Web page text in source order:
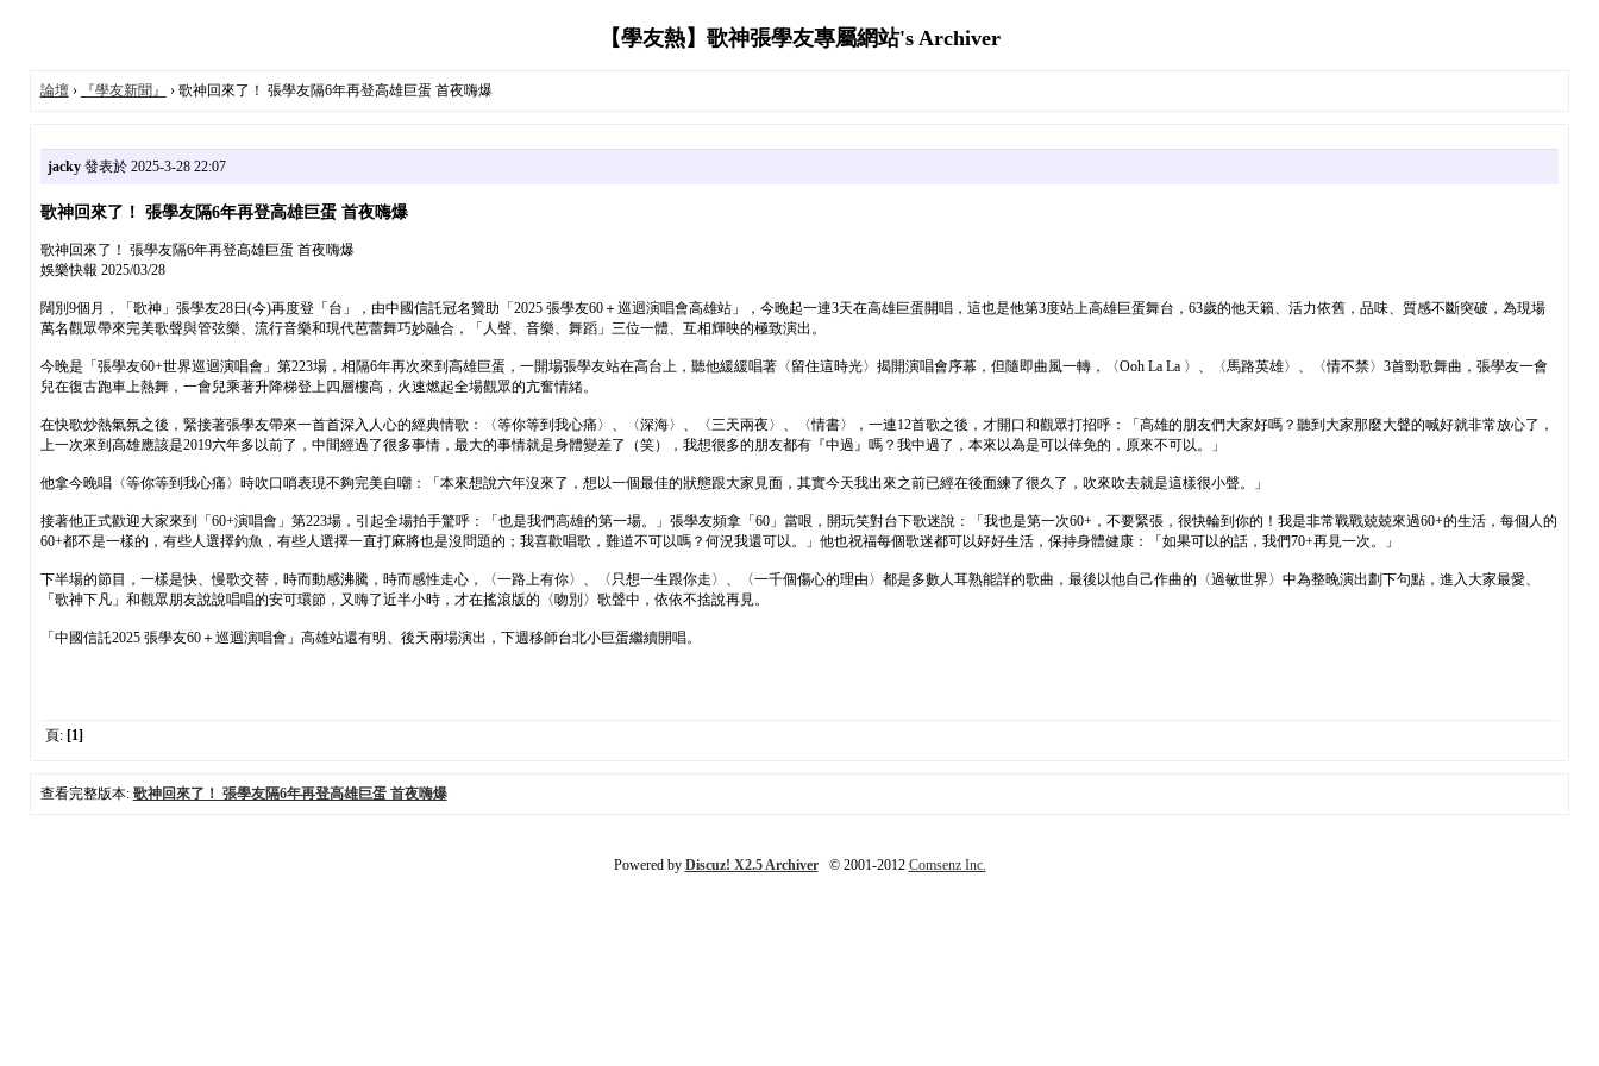
【學友熱】歌神張學友專屬網站's Archiver
論壇› 『學友新聞』 › 歌神回來了！ 張學友隔6年再登高雄巨蛋 首夜嗨爆
jacky發表於 2025-3-28 22:07
歌神回來了！ 張學友隔6年再登高雄巨蛋 首夜嗨爆
歌神回來了！ 張學友隔6年再登高雄巨蛋 首夜嗨爆
娛樂快報 2025/03/28
闊別9個月，「歌神」張學友28日(今)再度登「台」，由中國信託冠名贊助「2025 張學友60＋巡迴演唱會高雄站」，今晚起一連3天在高雄巨蛋開唱，這也是他第3度站上高雄巨蛋舞台，63歲的他天籟、活力依舊，品味、質感不斷突破，為現場
萬名觀眾帶來完美歌聲與管弦樂、流行音樂和現代芭蕾舞巧妙融合，「人聲、音樂、舞蹈」三位一體、互相輝映的極致演出。
今晚是「張學友60+世界巡迴演唱會」第223場，相隔6年再次來到高雄巨蛋，一開場張學友站在高台上，聽他緩緩唱著〈留住這時光〉揭開演唱會序幕，但隨即曲風一轉，〈Ooh La La 〉、〈馬路英雄〉、〈情不禁〉3首勁歌舞曲，張學友一會
兒在復古跑車上熱舞，一會兒乘著升降梯登上四層樓高，火速燃起全場觀眾的亢奮情緒。
在快歌炒熱氣氛之後，緊接著張學友帶來一首首深入人心的經典情歌：〈等你等到我心痛〉、〈深海〉、〈三天兩夜〉、〈情書〉，一連12首歌之後，才開口和觀眾打招呼：「高雄的朋友們大家好嗎？聽到大家那麼大聲的喊好就非常放心了，
上一次來到高雄應該是2019六年多以前了，中間經過了很多事情，最大的事情就是身體變差了（笑），我想很多的朋友都有『中過』嗎？我中過了，本來以為是可以倖免的，原來不可以。」
他拿今晚唱〈等你等到我心痛〉時吹口哨表現不夠完美自嘲：「本來想說六年沒來了，想以一個最佳的狀態跟大家見面，其實今天我出來之前已經在後面練了很久了，吹來吹去就是這樣很小聲。」
接著他正式歡迎大家來到「60+演唱會」第223場，引起全場拍手驚呼：「也是我們高雄的第一場。」張學友頻拿「60」當哏，開玩笑對台下歌迷說：「我也是第一次60+，不要緊張，很快輪到你的！我是非常戰戰兢兢來過60+的生活，每個人的
60+都不是一樣的，有些人選擇釣魚，有些人選擇一直打麻將也是沒問題的；我喜歡唱歌，難道不可以嗎？何況我還可以。」他也祝福每個歌迷都可以好好生活，保持身體健康：「如果可以的話，我們70+再見一次。」
下半場的節目，一樣是快、慢歌交替，時而動感沸騰，時而感性走心，〈一路上有你〉、〈只想一生跟你走〉、〈一千個傷心的理由〉都是多數人耳熟能詳的歌曲，最後以他自己作曲的〈過敏世界〉中為整晚演出劃下句點，進入大家最愛、
「歌神下凡」和觀眾朋友說說唱唱的安可環節，又嗨了近半小時，才在搖滾版的〈吻別〉歌聲中，依依不捨說再見。
「中國信託2025 張學友60＋巡迴演唱會」高雄站還有明、後天兩場演出，下週移師台北小巨蛋繼續開唱。
頁: [1]
查看完整版本: 歌神回來了！ 張學友隔6年再登高雄巨蛋 首夜嗨爆
Powered by Discuz! X2.5 Archiver© 2001-2012 Comsenz Inc.